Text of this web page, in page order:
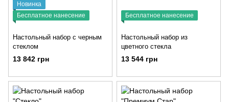
Новинка
Бесплатное нанесение
Настольный набор с черным
стеклом
13 842 грн
Бесплатное нанесение
Настольный набор из
цветного стекла
13 544 грн